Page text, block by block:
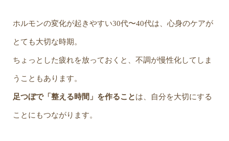
ホルモンの変化が起きやすい30代〜40代は、心身のケアが
とても大切な時期。
ちょっとした疲れを放っておくと、不調が慢性化してしま
うこともあります。
足つぼで「整える時間」を作ることは、自分を大切にする
ことにもつながります。